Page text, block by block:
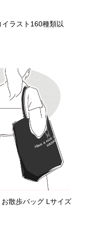
ラスト160種類以
散歩バッグ Lサイズ